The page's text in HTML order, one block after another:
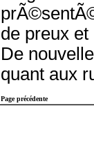
de preux
De
quant aux
Page précédente